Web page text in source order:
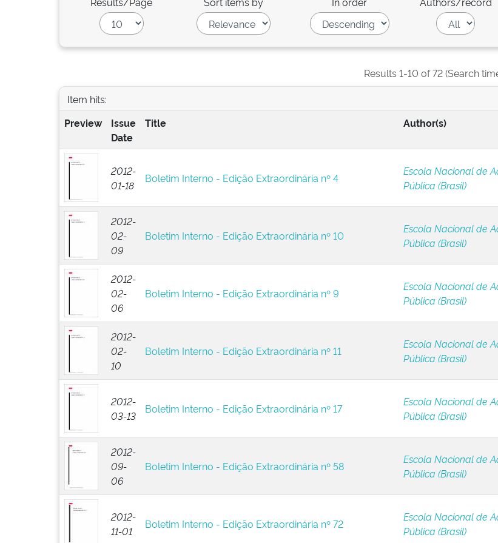
Results 1-10 of 72 (Search
Item hits:
Preview
Issue
Date
Title Author(s)
2012-
01-18
Boletim Interno - Edição Extraordinária nº 4
Escola Nacional de
Pública (Brasil)
2012-
02-
09
Boletim Interno - Edição Extraordinária nº 10
Escola Nacional de
Pública (Brasil)
2012-
02-
06
Boletim Interno - Edição Extraordinária nº 9
Escola Nacional de
Pública (Brasil)
2012-
02-
10
Boletim Interno - Edição Extraordinária nº 11
Escola Nacional de
Pública (Brasil)
2012-
03-13
Boletim Interno - Edição Extraordinária nº 17
Escola Nacional de
Pública (Brasil)
2012-
09-
06
Boletim Interno - Edição Extraordinária nº 58
Escola Nacional de
Pública (Brasil)
2012-
11-01
Boletim Interno - Edição Extraordinária nº 72
Escola Nacional de
Pública (Brasil)